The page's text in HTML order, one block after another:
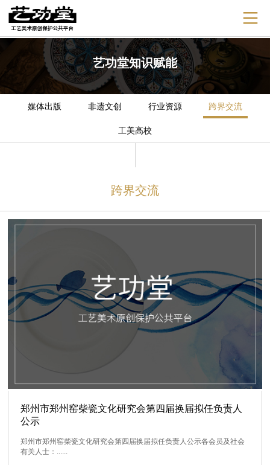
艺功堂知识赋能
媒体出版 非遗文创 行业资源 跨界交流
工美高校
跨界交流
郑州市郑州窑柴瓷文化研究会第四届换届拟任负责人
公示
郑州市郑州窑柴瓷文化研究会第四届换届拟任负责人公示各会员及社会
有关人士：......